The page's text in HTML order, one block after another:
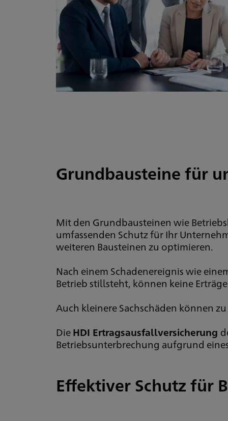
Grundbausteine für
Mit den Grundbausteinen wie
umfassenden Schutz für Ihr
weiteren Bausteinen zu optimieren.
Nach einem Schadenereignis wie
Betrieb stillsteht, können keine
Auch kleinere Sachschäden können
DieHDI Ertragsausfallversicherung
Betriebsunterbrechung aufgrund
Effektiver Schutz für